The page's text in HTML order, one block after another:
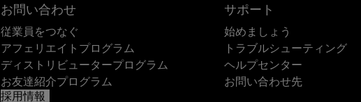
お問い合わせ
従業員をつなぐ
アフェリエイトプログラム
ディストリビュータープログラム
お友達紹介プログラム
採用情報
サポート
始めましょう
トラブルシューティング
ヘルプセンター
お問い合わせ先